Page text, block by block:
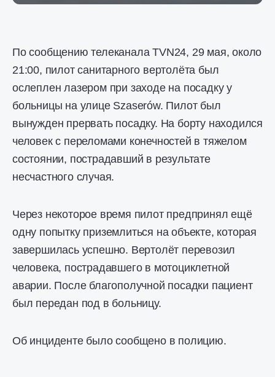
По сообщению телеканала TVN24, 29 мая, около
21:00, пилот санитарного вертолёта был
ослеплен лазером при заходе на посадку у
больницы на улице Szaserów. Пилот был
вынужден прервать посадку. На борту находился
человек с переломами конечностей в тяжелом
состоянии, пострадавший в результате
несчастного случая.
Через некоторое время пилот предпринял ещё
одну попытку приземлиться на объекте, которая
завершилась успешно. Вертолёт перевозил
человека, пострадавшего в мотоциклетной
аварии. После благополучной посадки пациент
был передан под в больницу.
Об инциденте было сообщено в полицию.